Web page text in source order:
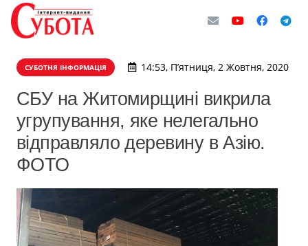
СУБОТНЯ ІНФОРМАЦІЯ 14:53, П’ятниця, 2 Жовтня, 2020
СБУ на Житомирщині викрила
угрупування, яке нелегально
відправляло деревину в Азію.
ФОТО